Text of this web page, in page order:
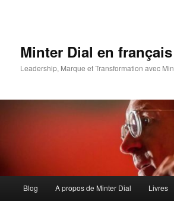
Minter Dial en français
Leadership, Marque et Transformation avec
principal
Blog A propos de Minter Dial Livres